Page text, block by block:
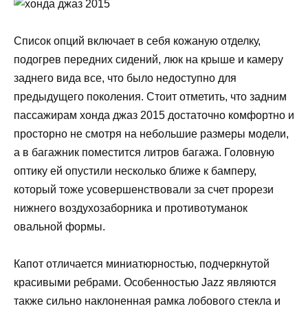
Список опций включает в себя кожаную отделку,
подогрев передних сидений, люк на крыше и камеру
заднего вида все, что было недоступно для
предыдущего поколения. Стоит отметить, что задним
пассажирам хонда джаз 2015 достаточно комфортно и
просторно не смотря на небольшие размеры модели,
а в багажник поместится литров багажа. Головную
оптику ей опустили несколько ближе к бамперу,
который тоже усовершенствовали за счет прорези
нижнего воздухозаборника и противотуманок
овальной формы.
Капот отличается миниатюрностью, подчеркнутой
красивыми ребрами. Особенностью Jazz являются
также сильно наклоненная рамка лобового стекла и